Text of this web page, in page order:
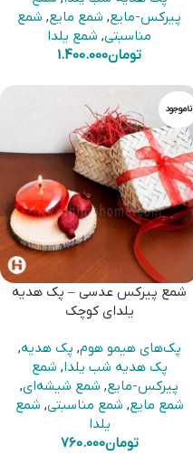
پیرکس-مایع, شمع مایع, شمع
مناسبتی, شمع یلدا
تومان1.400.000
ناموجود
شمع پیرکس عدسی – پک هدیه
یلدای کوچک
پک‌های هیمو هوم, پک هدیه,
پک هدیه شب یلدا, شمع
پیرکس-مایع, شمع شیشه‌ای,
شمع مایع, شمع مناسبتی, شمع
یلدا
تومان760.000